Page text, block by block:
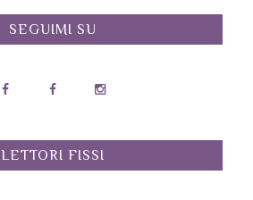
SEGUIMI SU
LETTORI FISSI